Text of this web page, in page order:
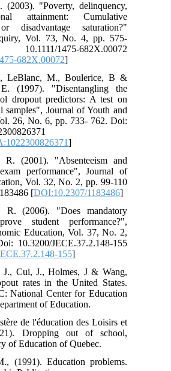
(2003). "Poverty, delinquency,
attainment: Cumulative
or disadvantage saturation?"
Vol. 73, No. 4, pp. 575-
1475-682X.00072
682X.00072
LeBlanc, M., Boulerice, B &
E. (1997). "Disentangling the
dropout predictors: A test on
samples", Journal of Youth and
26, No. 6, pp. 733- 762. Doi:
R. (2001). "Absenteeism and
exam performance", Journal of
Vol. 32, No. 2, pp. 99-110
[DOI:10.2307/1183486
R. (2006). "Does mandatory
student performance?",
Education, Vol. 37, No. 2,
10.3200/JECE.37.2.148-155
155
J., Cui, J., Holmes, J & Wang,
rates in the United States.
National Center for Education
of Education.
de l'éducation des Loisirs et
Dropping out of school,
of Education of Quebec.
(1991). Education problems.